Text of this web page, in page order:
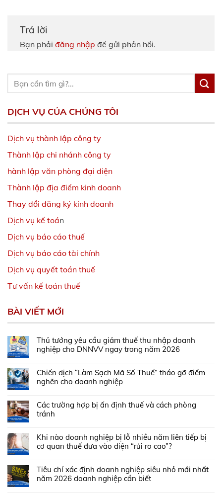
Trả lời
Bạn phải đăng nhập để gửi phản hồi.
DỊCH VỤ CỦA CHÚNG TÔI
Dịch vụ thành lập công ty
Thành lập chi nhánh công ty
hành lập văn phòng đại diện
Thành lập địa điểm kinh doanh
Thay đổi đăng ký kinh doanh
Dịch vụ kế toán
Dịch vụ báo cáo thuế
Dịch vụ báo cáo tài chính
Dịch vụ quyết toán thuế
Tư vấn kế toán thuế
BÀI VIẾT MỚI
Thủ tướng yêu cầu giảm thuế thu nhập doanh
nghiệp cho DNNVV ngay trong năm 2026
Chiến dịch “Làm Sạch Mã Số Thuế” tháo gỡ điểm
nghẽn cho doanh nghiệp
Các trường hợp bị ấn định thuế và cách phòng
tránh
Khi nào doanh nghiệp bị lỗ nhiều năm liên tiếp bị
cơ quan thuế đưa vào diện “rủi ro cao”?
Tiêu chí xác định doanh nghiệp siêu nhỏ mới nhất
năm 2026 doanh nghiệp cần biết